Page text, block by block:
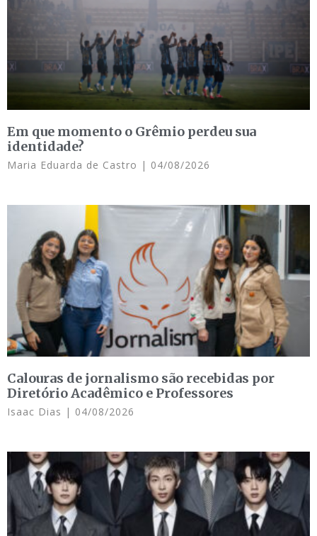
Em que momento o Grêmio perdeu sua
identidade?
Maria Eduarda de Castro 04/08/2026
Calouras de jornalismo são recebidas por
Diretório Acadêmico e Professores
Isaac Dias 04/08/2026